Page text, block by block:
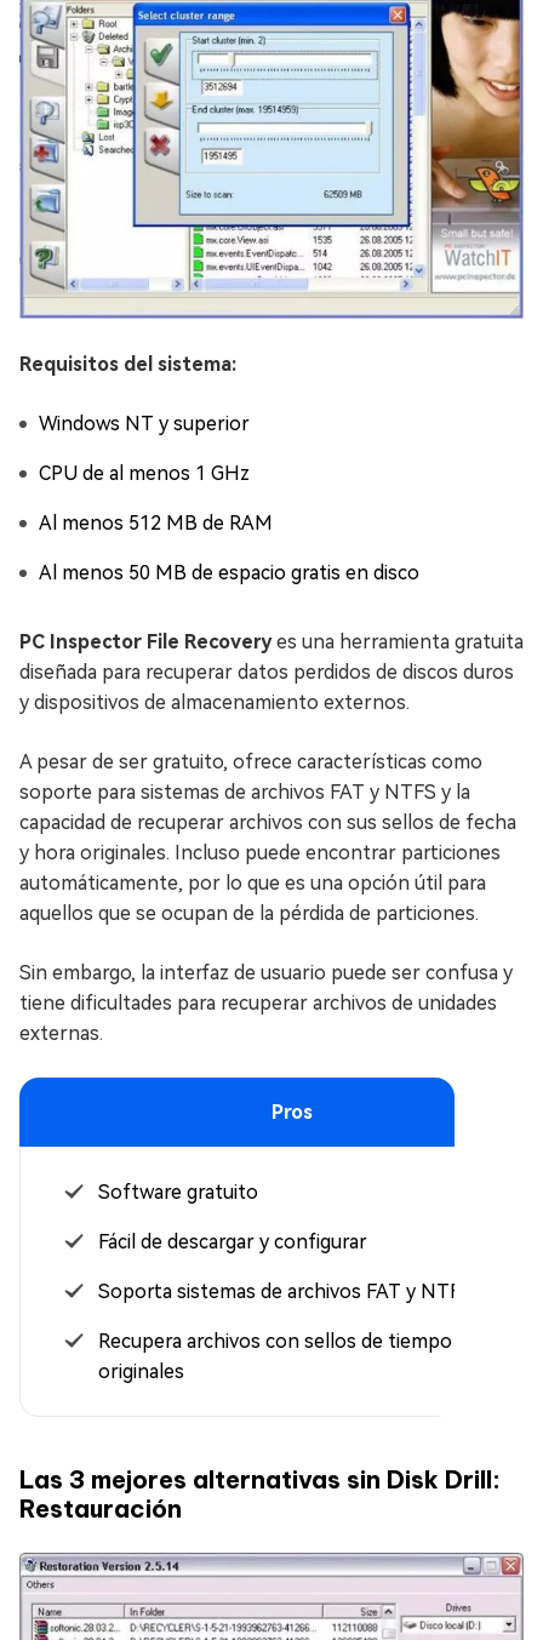
Requisitos del sistema:
Windows NT y superior
CPU de al menos 1 GHz
Al menos 512 MB de RAM
Al menos 50 MB de espacio gratis en disco
PC Inspector File Recoveryes una herramienta gratuita
diseñada para recuperar datos perdidos de discos duros
y dispositivos de almacenamiento externos.
A pesar de ser gratuito, ofrece características como
soporte para sistemas de archivos FAT y NTFS y la
capacidad de recuperar archivos con sus sellos de fecha
y hora originales. Incluso puede encontrar particiones
automáticamente, por lo que es una opción útil para
aquellos que se ocupan de la pérdida de particiones.
Sin embargo, la interfaz de usuario puede ser confusa y
tiene dificultades para recuperar archivos de unidades
externas.
Pros
Software gratuito
Fácil de descargar y configurar
Soporta sistemas de archivos FAT y NTFS
Recupera archivos con sellos de tiempo
originales
Las 3 mejores alternativas sin Disk Drill:
Restauración